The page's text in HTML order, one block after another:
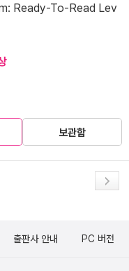
Ready-To-Read Lev
보관함
출판사 안내 PC 버전